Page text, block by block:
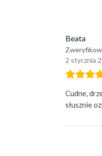
Beata
2 stycznia
Cudne,
słusznie